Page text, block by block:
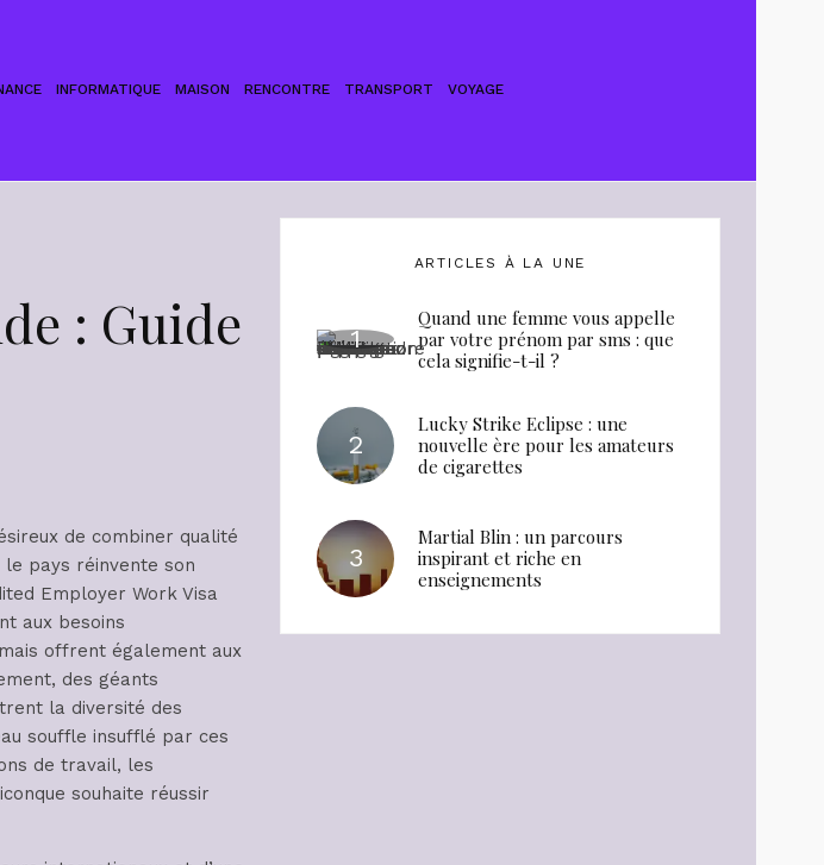
INFORMATIQUE MAISON RENCONTRE TRANSPORT VOYAGE
: Guide
de combiner qualité
pays réinvente son
Employer Work Visa
aux besoins
offrent également aux
des géants
la diversité des
souffle insufflé par ces
de travail, les
souhaite réussir
ARTICLES À LA UNE
Quand une femme vous appelle
par votre prénom par sms : que
cela signifie-t-il ?
Lucky Strike Eclipse : une
nouvelle ère pour les amateurs
de cigarettes
Martial Blin : un parcours
inspirant et riche en
enseignements